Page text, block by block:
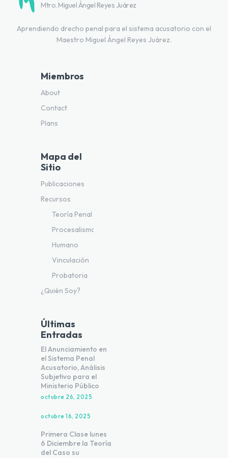
Mtro. Miguel Ángel Reyes Juárez
Aprendiendo drecho penal para el sistema acusatorio con el
Maestro Miguel Ángel Reyes Juárez.
Miembros
About
Contact
Plans
Mapa del
Sitio
Publicaciones
Recursos
Teoría Penal
Procesalismo
Humano
Vinculación
Probatoria
¿Quién Soy?
Últimas
Entradas
El Anunciamiento en
el Sistema Penal
Acusatorio, Análisis
Subjetivo para el
Ministerio Público
octubre 26, 2025
octubre 16, 2025
Primera Clase lunes
6 Diciembre la Teoría
del Caso su